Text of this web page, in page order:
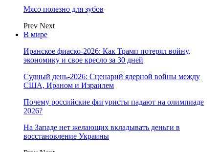
Мясо полезно для зубов
Prev Next
В мире
Иранское фиаско-2026: Как Трамп потерял войну,
экономику и свое кресло за 30 дней
Судный день-2026: Сценарий ядерной войны между
США, Ираном и Израилем
Почему российские фигуристы падают на олимпиаде
2026?
На Западе нет желающих вкладывать деньги в
восстановление Украины